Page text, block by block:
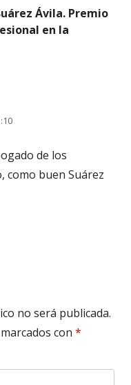
Ávila. Premio
en la
de los
como buen Suárez
no será publicada.
con *